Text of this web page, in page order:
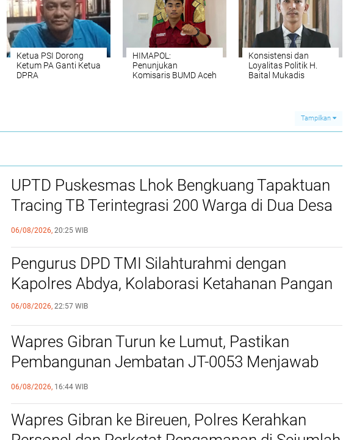
Ketua PSI Dorong
Ketum PA Ganti Ketua
DPRA
HIMAPOL:
Penunjukan
Komisaris BUMD Aceh
Konsistensi dan
Loyalitas Politik H.
Baital Mukadis
Tampilkan
UPTD Puskesmas Lhok Bengkuang Tapaktuan
‎Tracing TB Terintegrasi 200 Warga di Dua Desa
Melalui Cek Kesehatan Gratis
06/08/2026, 20:25 WIB
Pengurus DPD TMI Silahturahmi dengan
Kapolres Abdya, Kolaborasi Ketahanan Pangan
06/08/2026, 22:57 WIB
Wapres Gibran Turun ke Lumut, Pastikan
Pembangunan Jembatan JT-0053 Menjawab
Kebutuhan Warga
06/08/2026, 16:44 WIB
Wapres Gibran ke Bireuen, Polres Kerahkan